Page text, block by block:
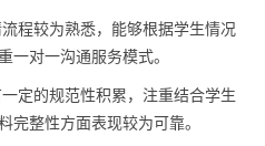
程较为熟悉，能够根据学生情况
一对一沟通服务模式。
定的规范性积累，注重结合学生
完整性方面表现较为可靠。